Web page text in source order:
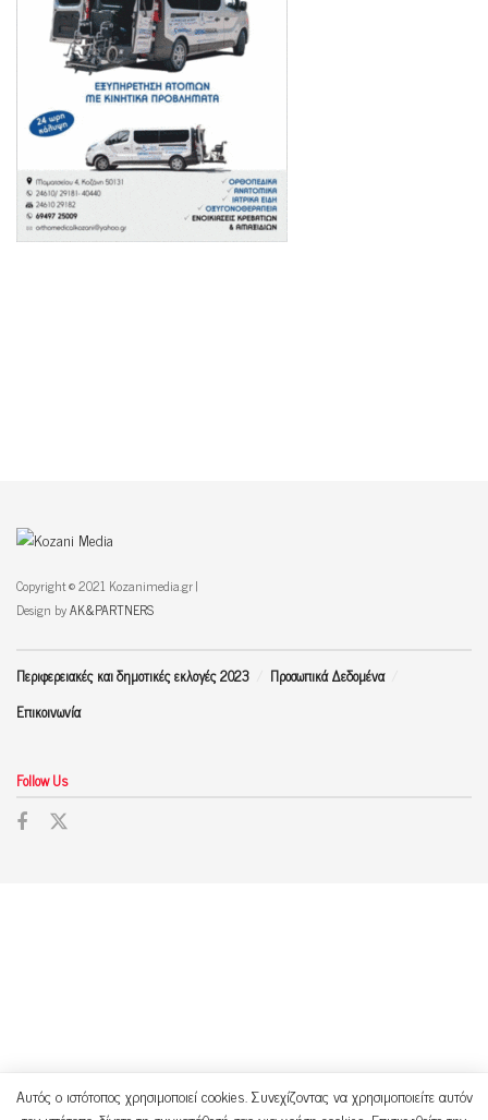
Copyright © 2021 Kozanimedia.gr |
Design byAK&PARTNERS
Περιφερειακές και δημοτικές εκλογές 2023
Προσωπικά Δεδομένα
Επικοινωνία
Follow Us
Αυτός ο ιστότοπος χρησιμοποιεί cookies. Συνεχίζοντας να χρησιμοποιείτε αυτόν